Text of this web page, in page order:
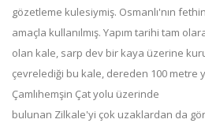
gözetleme kulesiymiş. Osmanlı'nın
amaçla kullanılmış. Yapım tarihi tam
olan kale, sarp dev bir kaya üzerine
çevrelediği bu kale, dereden 100 metre
Çamlıhemşin Çat yolu üzerinde
bulunan Zilkale'yi çok uzaklardan da